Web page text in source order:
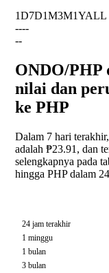
1D7D1M3M1YALL
----
--
ONDO/PHP
nilai dan
ke PHP
Dalam 7 hari
adalah ₱23.91, dan
selengkapnya pada
hingga PHP dalam
24 jam terakhir
1 minggu
1 bulan
3 bulan